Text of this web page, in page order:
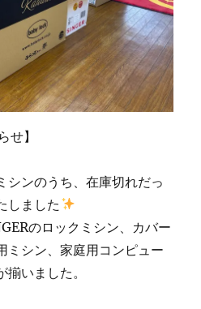
シ
ン
専
門
店
「ミ
シ
⭐︎
せ】
シンのうち、在庫切れだっ
しました
のロックミシン、カバー
ミシン、家庭用コンピュー
いました。